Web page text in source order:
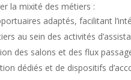
la mixité des métiers :
adaptés, facilitant
au sein des activités
des salons et des flux
dédiés et de dispositifs